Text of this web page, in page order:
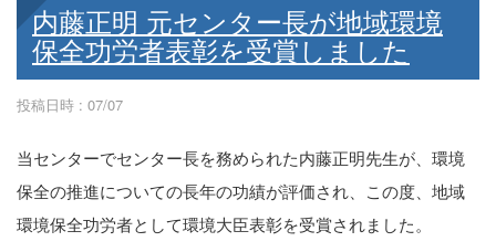
内藤正明 元センター長が地域環境
保全功労者表彰を受賞しました
投稿日時 : 07/07
当センターでセンター長を務められた内藤正明先生が、環境
保全の推進についての長年の功績が評価され、この度、地域
環境保全功労者として環境大臣表彰を受賞されました。